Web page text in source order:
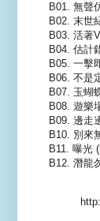
B01. 無聲
B02. 末世
B03. 活著
B04. 估計
B05. 一擊
B06. 不是
B07. 玉蝴
B08. 遊樂
B09. 邊走
B10. 別來
B11. 曝光
B12. 潛龍